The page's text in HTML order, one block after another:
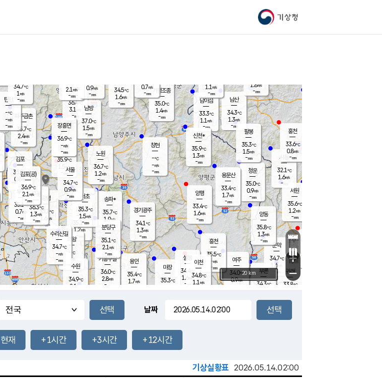
기상청
문막
34.7℃
1.6m/s
mm
남이섬
33.3℃
1.1 m/s
-mm
양주
36.4℃
3.1
-mm
부론
34.3℃
과천
35.1℃
1.2m/s
- mm
남산
34.3℃
1.3m/s
-mm
-mm
청운
35.0℃
0.9m/s
-mm
팔봉
35.3℃
1.5m/s
-mm
-mm
용인
35.4℃
1.7m/s
여주
34.0℃
0.9m/s
양동
35.8℃
1.3m/s
-mm
경기광주
34.1℃
1.3m/s
-mm
장호원
1.1 m/s
-mm
34.1
℃
파주금촌
35.7℃
2.4m/s
-mm
가평조종
35.0℃
1.4m/s
-mm
34.5℃
1.6m/s
-mm
신천*
35.9℃
1.3m/s
-mm
창현
-℃
-m/s
-mm
탄현
-℃
-m/s
-mm
0.7m/s
-mm
36.3℃
1.3m/s
-mm
흥천
35.5℃
-m/s
-mm
마장
35.3℃
의왕
- ℃
m/s
mm
김포
35.8℃
0.8 m/s
mm
설봉
34.4℃
1.6 m/s
- mm
광명
35.1
℃
1.6 m/s
-mm
부천
35.1℃
0.7m/s
-mm
-mm
구로
36.3℃
1.3m/s
-mm
은평
35.9℃
1.5 m/s
- mm
노원
36.7℃
1.2m/s
-mm
송파*
35.7℃
1.9m/s
-mm
서초
35.3℃
1.5m/s
-mm
남방
37.0℃
1.5m/s
-mm
기흥구갈
36.0℃
2.8m/s
-
수리산길
34.7℃
-m/s
-mm
분당구
35.1℃
2.1 m/s
-mm
장흥면
36.9℃
-m/s
-mm
2.1 m/s
-mm
시동
32.1℃
1.6m/s
- mm
귀래
33.8℃
서원
35.6℃
1.2m/s
-mm
용문산
33.4℃
1.7m/s
-mm
김포(공)
36.9℃
2.1 m/s
-mm
홍천
33.6℃
0.8m/s
-mm
이천
34.8℃
1.1 m/s
양평
33.4℃
1.6m/s
-mm
수원
34.9℃
2.1 m/s
서울
34.7℃
0.9m/s
-mm
1.8m/s
-mm
34.7℃
1 m/s
-mm
0.9m/s
-mm
+
−
20 km
날짜
현재 +1시간 +3시간 +12시간
기상실황표 2026.05.14.02:00